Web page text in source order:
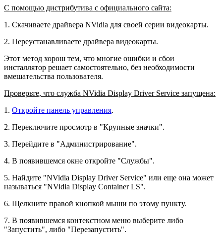
С помощью дистрибутива с официального сайта:
1. Скачиваете драйвера NVidia для своей серии видеокарты.
2. Переустанавливаете драйвера видеокарты.
Этот метод хорош тем, что многие ошибки и сбои
инсталлятор решает самостоятельно, без необходимости
вмешательства пользователя.
Проверьте, что служба NVidia Display Driver Service запущена:
1. Откройте панель управления.
2. Переключите просмотр в "Крупные значки".
3. Перейдите в "Администрирование".
4. В появившемся окне откройте "Службы".
5. Найдите "NVidia Display Driver Service" или еще она может
называться "NVidia Display Container LS".
6. Щелкните правой кнопкой мыши по этому пункту.
7. В появившемся контекстном меню выберите либо
"Запустить", либо "Перезапустить".